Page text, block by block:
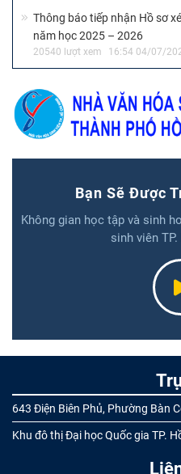
Thông báo tiếp nhận Hồ sơ
năm học 2025 – 2026
20540 lượt xem 16:54 04/07/
Bạn Sẽ Được
Không gian học tập và sinh
sinh viên
643 Điện Biên Phủ, Phường Bàn
Khu đô thị Đại học Quốc gia TP.